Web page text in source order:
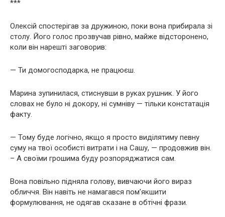
***
Олексій спостерігав за дружиною, поки вона прибирала зі
столу. Його голос прозвучав рівно, майже відсторонено,
коли він нарешті заговорив:
— Ти домогосподарка, не працюєш.
Марина зупинилася, стиснувши в руках рушник. У його
словах не було ні докору, ні сумніву — тільки констатація
факту.
— Тому буде логічно, якщо я просто виділятиму певну
суму на твої особисті витрати і на Сашу, — продовжив він.
– А своїми грошима буду розпоряджатися сам.
Вона повільно підняла голову, вивчаючи його вираз
обличчя. Він навіть не намагався пом’якшити
формулювання, не одягав сказане в обтічні фрази.